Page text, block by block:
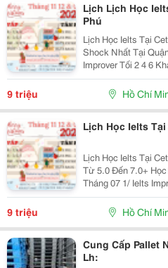
Lịch Lịch Học
Phú
Lịch Học Ielts Tại Cet
Shock Nhất Tại Quận Tân Phú
Improver Tối 2 4 6 Khai Giảng: 13/07/2026 Khung Giờ:
18:00 Đến 21:00 Học Phí Ưu Đãi 5% Khi Đăng Ký 2/ Ielts
Basic Tối 3 5 7 Khai...
9 triệu Hồ Chí
Lịch Học Ielts Tại
Lịch Học Ielts Tại
Từ 5.0 Đến 7.0+ Học Phí Shock Nhất Tại Quận Gò Vấp
Tháng 07 1/ Ielts Improver Tối 2 4 6 Khai Giảng:
13/07/2026 Khung Giờ: 18:00 Đến 21:00 Học Phí Ưu Đãi
5% Khi Đăng
9 triệu Hồ Chí
Cung Cấp Pallet
Lh: